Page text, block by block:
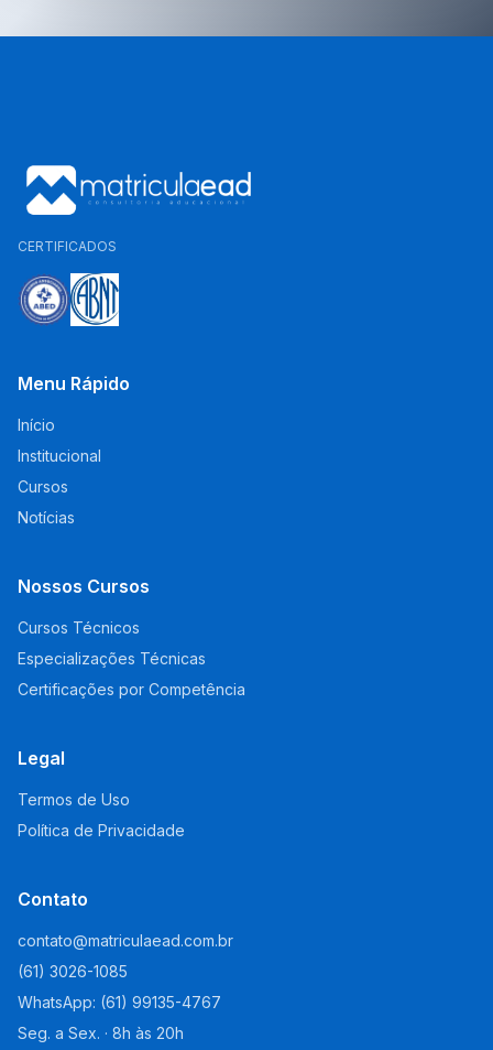
CERTIFICADOS
Menu Rápido
Início
Institucional
Cursos
Notícias
Nossos Cursos
Cursos Técnicos
Especializações Técnicas
Certificações por Competência
Legal
Termos de Uso
Política de Privacidade
Contato
contato@matriculaead.com.br
(61) 3026-1085
WhatsApp: (61) 99135-4767
Seg. a Sex. · 8h às 20h